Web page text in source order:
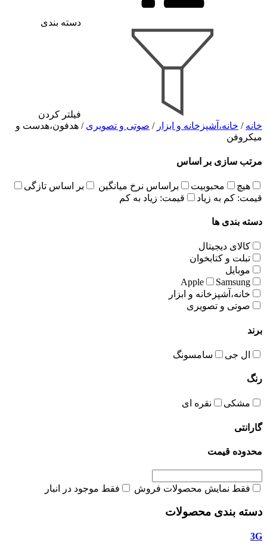
دسته بندی
فیلتر کردن
خانه / خانه،آشپزخانه و ابزار / صوتی و تصویری / هدفون،هدست و
میکروفن
مرتب سازی بر اساس
هیچ محبوبیت براساس نرخ میانگین
بر اساس تازگی
قیمت: کم به زیاد
قیمت: زیاد به کم
دسته بندی ها
کالای دیجیتال
تبلت و کتابخوان
موبایل
Apple
Samsung
خانه،آشپزخانه و ابزار
صوتی و تصویری
برند
ال جی سامسونگ
رنگ
مشکی نقره ای
گارانتی
محدوده قیمت
فقط نمایش محصولات فروش فقط موجود در انبار
دسته بندی محصولات
3G